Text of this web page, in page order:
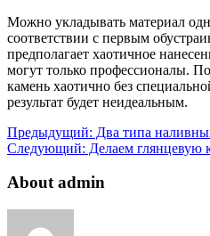
Можно укладывать материал
соответствии с первым
предполагает хаотичное
могут только профессионалы.
камень хаотично без
результат будет неидеальным.
Предыдущий: Два типа
Следующий: Делаем глянцевую
About admin